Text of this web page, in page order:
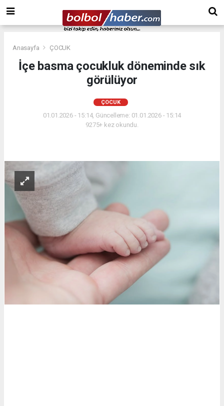
Anasayfa ÇOCUK
İçe basma çocukluk döneminde sık
görülüyor
ÇOCUK
01.01.2026 - 15:14, Güncelleme: 01.01.2026 - 15:14
9275+ kez okundu.